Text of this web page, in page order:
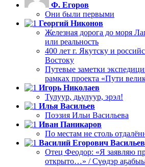
Ф. Егоров
Они были первыми
Георгий Никонов
Железная дорога до моря
или реальность
400 лет г. Якутску и
Востоку
Путевые заметки
рамках проекта «Пути
Игорь Николаев
Тулуур, дьулуур, эрэл!
Илья Васильев
Поэзия Ильи Васильева
Иван Паникаров
По местам не столь
Василий Егорович
Отец Феодор: «Я заявляю
открыто…» / Сүөдэр